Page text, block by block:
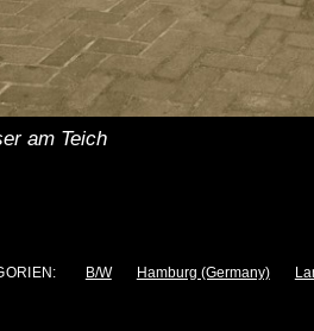
am Teich
B/W Hamburg (Germany)